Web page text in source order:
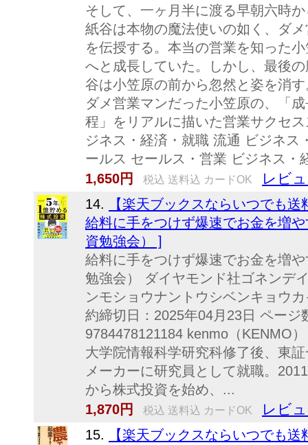
そして、一ヶ月半に渡る早朝六時
紙谷は本物の魔法使いの如く、ダ
を伝授する。本当の営業を知った
へと成長していた。しかし、最後
谷は小笠原の前から忽然と姿を消
ダメ営業マンだった小笠原の、「
程」をリアルに描いた営業サクセ
ジネス・経済・就職 流通 ビジネス
ールス セールス・営業 ビジネス・
1,650円
税込 送料込 カードOK レビ
14.
【楽天ブックスならいつでも
給料に手をつけず爆速でお金を増
資勉強会） ]
給料に手をつけず爆速でお金を増
勉強会） ダイヤモンド社ゴネンデ
ンモショウナントウシベンキョウ
約締切日：2025年04月23日 ペー
9784478121184 kenmo（KENMO
大学院情報科学研究科修了後、東
メーカーに研究員として就職。
から株式投資を始め、...
1,870円
税込 送料込 カードOK レビ
15.
【楽天ブックスならいつでも